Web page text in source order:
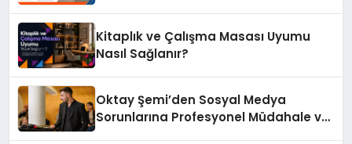
Kitaplık ve Çalışma Masası Uyumu
Nasıl Sağlanır?
Oktay Şemi’den Sosyal Medya
Sorunlarına Profesyonel Müdahale ve